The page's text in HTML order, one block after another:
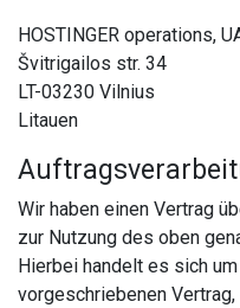
HOSTINGER operations,
Švitrigailos str. 34
LT-03230 Vilnius
Litauen
Wir haben einen Vertrag
zur Nutzung des oben
Hierbei handelt es sich
vorgeschriebenen